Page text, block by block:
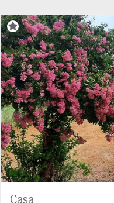
Casa